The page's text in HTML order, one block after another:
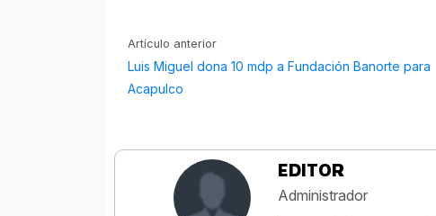
Artículo anterior
Luis Miguel dona 10 mdp a Fundación Banorte para
Acapulco
EDITOR
Administrador